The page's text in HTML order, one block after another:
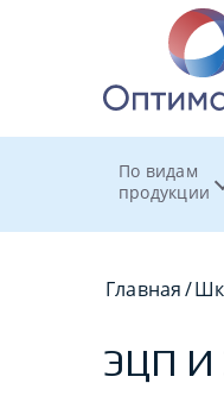
По видам
продукции
Главная/
ЭЦП И